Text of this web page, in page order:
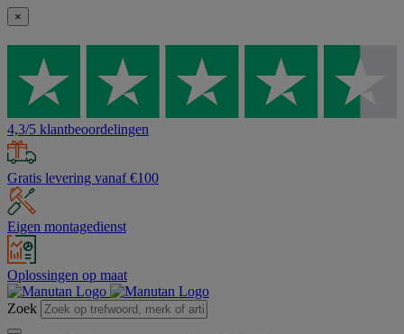
×
4,3/5 klantbeoordelingen
Gratis levering vanaf €100
Eigen montagedienst
Oplossingen op maat
Zoek